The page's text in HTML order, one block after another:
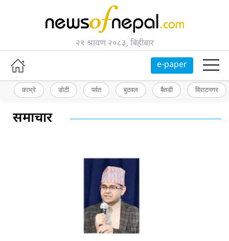
२१ श्रावण २०८३, बिहीबार
e-paper
काभ्रे डोटी पर्वत बुटवल बैतडी विराटनगर
समाचार